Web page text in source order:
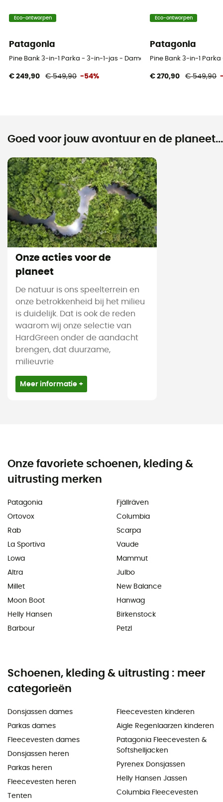
Eco-ontworpen
Patagonia
Pine Bank 3-in-1 Parka - 3-in-1-jas - Dames
€ 249,90 € 549,90 -54%
Eco-ontworpen
Patagonia
Pine Bank 3-in-1
€ 270,90 € 549,90
Goed voor jouw avontuur en de planeet...
Onze acties voor de
planeet
De natuur is ons speelterrein en
onze betrokkenheid bij het milieu
is duidelijk. Dat is ook de reden
waarom wij onze selectie van
HardGreen onder de aandacht
brengen, dat duurzame,
milieuvrie
Meer informatie +
Onze favoriete schoenen, kleding &
uitrusting merken
Patagonia
Ortovox
Rab
La Sportiva
Lowa
Altra
Millet
Moon Boot
Helly Hansen
Barbour
Fjällräven
Columbia
Scarpa
Vaude
Mammut
Julbo
New Balance
Hanwag
Birkenstock
Petzl
Schoenen, kleding & uitrusting : meer
categorieën
Donsjassen dames
Parkas dames
Fleecevesten dames
Donsjassen heren
Parkas heren
Fleecevesten heren
Tenten
Fleecevesten kinderen
Aigle Regenlaarzen kinderen
Patagonia Fleecevesten &
Softshelljacken
Pyrenex Donsjassen
Helly Hansen Jassen
Columbia Fleecevesten